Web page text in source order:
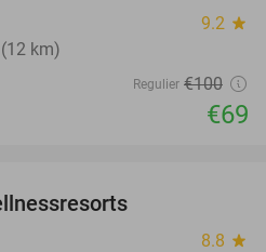
9.2 star
km)
Regulier €100
€69
8.8 star